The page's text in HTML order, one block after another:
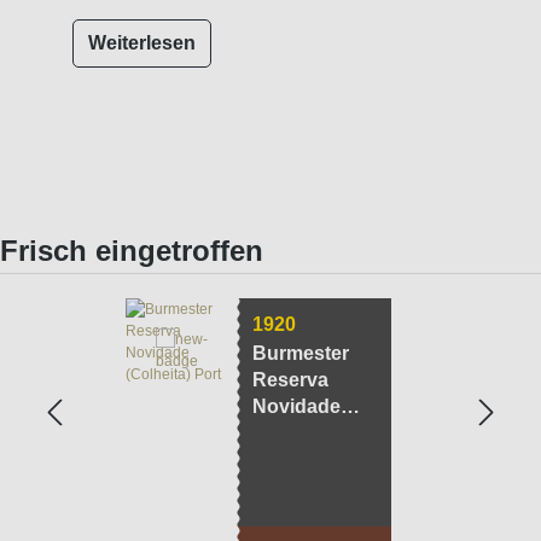
Weiterlesen
Frisch eingetroffen
1920
Burmester
Reserva
Novidade